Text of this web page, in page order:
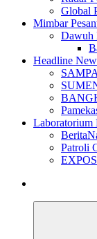
Global
Mimbar
Dawuh
Headline
Laboratorium
Patroli